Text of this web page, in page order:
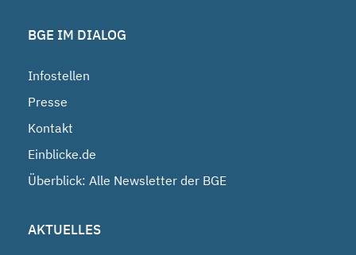
BGE IM DIALOG
Infostellen
Presse
Kontakt
Einblicke.de
Überblick: Alle Newsletter der BGE
AKTUELLES